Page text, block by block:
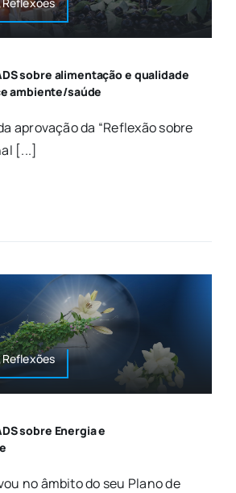
sobre alimentação e qualidade
ambiente/saúde
aprovação da “Reflexão sobre
[...]
sobre Energia e
no âmbito do seu Plano de